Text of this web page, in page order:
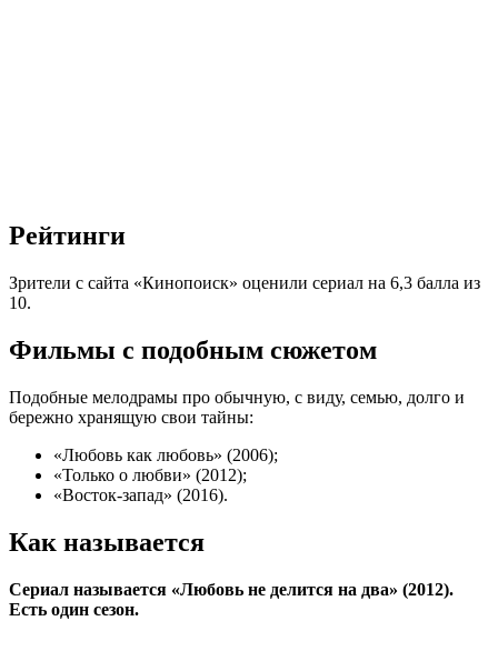
Рейтинги
Зрители с сайта «Кинопоиск» оценили сериал на 6,3 балла из
10.
Фильмы с подобным сюжетом
Подобные мелодрамы про обычную, с виду, семью, долго и
бережно хранящую свои тайны:
«Любовь как любовь» (2006);
«Только о любви» (2012);
«Восток-запад» (2016).
Как называется
Сериал называется «Любовь не делится на два» (2012).
Есть один сезон.